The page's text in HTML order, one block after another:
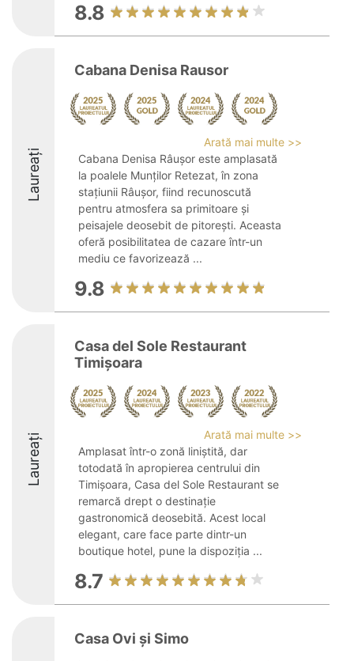
8.8
Laureați
Cabana Denisa Rausor
Arată mai multe >>
Cabana Denisa Râușor este amplasată
la poalele Munților Retezat, în zona
stațiunii Râușor, fiind recunoscută
pentru atmosfera sa primitoare și
peisajele deosebit de pitorești. Aceasta
oferă posibilitatea de cazare într-un
mediu ce favorizează ...
9.8
Laureați
Casa del Sole Restaurant
Timișoara
Arată mai multe >>
Amplasat într-o zonă liniștită, dar
totodată în apropierea centrului din
Timișoara, Casa del Sole Restaurant se
remarcă drept o destinație
gastronomică deosebită. Acest local
elegant, care face parte dintr-un
boutique hotel, pune la dispoziția ...
8.7
Casa Ovi și Simo